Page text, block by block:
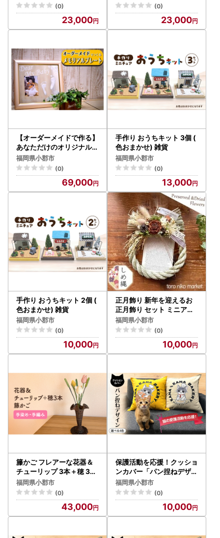
ダウンロードされる場合は以下よりお願いいたします。
URL：https://www.soumu.go.jp/main_content/00039710
■お礼の品について
年内配送希望およびお届け日時の指定につきましては受けか
ねますのであらかじめご了承ください。
当庁は12月27日から1月4日まで閉庁いたします。
12月26日閉庁後のお問合せ等につきましては、1月5日以降
(0)
23,000
(0)
23,000
【オーダーメイドで作る】
あなただけのオリジナルガ
ラスアート・記念プレート
【額装付】
福岡県小郡市
(0)
69,000
手作り おうちキット 3個 (
色おまかせ) 雑貨
福岡県小郡市
(0)
13,000
手作り おうちキット 2個 (
色おまかせ) 雑貨
福岡県小郡市
(0)
10,000
正月飾り 新年を迎えるお
正月飾り セット ミニアレ
ンジ しめ縄 インテリア
※12月1日より順次発送
福岡県小郡市
(0)
10,000
籐かご フレアーな花器＆
チューリップ 3本＋穂 3本
[カラーラタン彩都] イン
テリア 福祉用品
福岡県小郡市
(0)
43,000
保護活動を応援！クッショ
ンカバー「パン捏ねデザイ
ン」4色 クッション 雑貨
インテリア イエロー
福岡県小郡市
(0)
10,000